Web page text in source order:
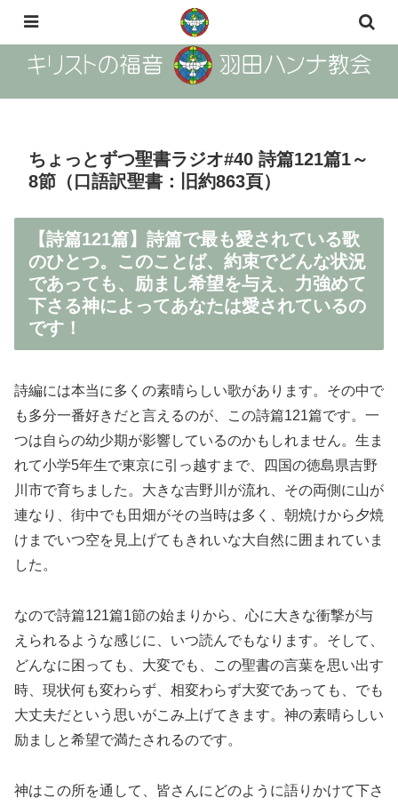
The Gosple of Christ Haneda Hanna Church
ちょっとずつ聖書ラジオ#40 詩篇121篇1～
8節（口語訳聖書：旧約863頁）
【詩篇121篇】詩篇で最も愛されている歌
のひとつ。このことば、約束でどんな状況
であっても、励まし希望を与え、力強めて
下さる神によってあなたは愛されているの
です！
詩編には本当に多くの素晴らしい歌があります。その中で
も多分一番好きだと言えるのが、この詩篇121篇です。一
つは自らの幼少期が影響しているのかもしれません。生ま
れて小学5年生で東京に引っ越すまで、四国の徳島県吉野
川市で育ちました。大きな吉野川が流れ、その両側に山が
連なり、街中でも田畑がその当時は多く、朝焼けから夕焼
けまでいつ空を見上げてもきれいな大自然に囲まれていま
した。
なので詩篇121篇1節の始まりから、心に大きな衝撃が与
えられるような感じに、いつ読んでもなります。そして、
どんなに困っても、大変でも、この聖書の言葉を思い出す
時、現状何も変わらず、相変わらず大変であっても、でも
大丈夫だという思いがこみ上げてきます。神の素晴らしい
励ましと希望で満たされるのです。
神はこの所を通して、皆さんにどのように語りかけて下さ